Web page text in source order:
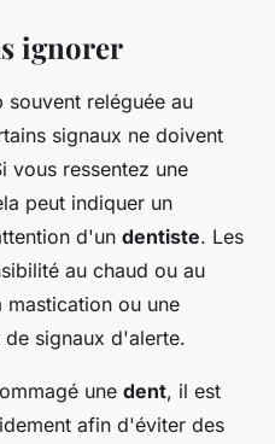
ignorer
souvent reléguée au
signaux ne doivent
vous ressentez une
peut indiquer un
d'un dentiste. Les
au chaud ou au
ou une
signaux d'alerte.
une dent, il est
afin d'éviter des